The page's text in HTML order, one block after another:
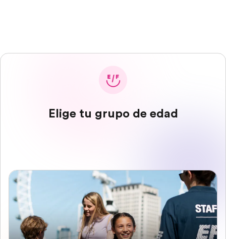
Elige tu grupo de edad